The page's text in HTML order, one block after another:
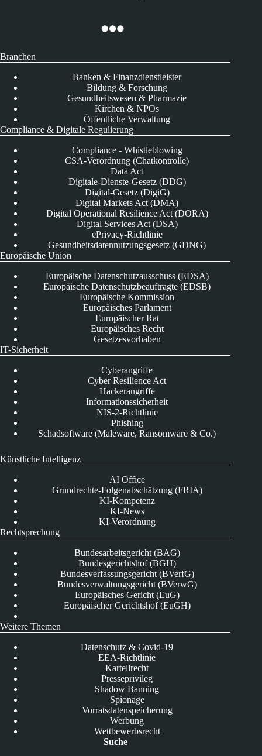
Branchen
Banken & Finanzdienstleister
Bildung & Forschung
Gesundheitswesen & Pharmazie
Kirchen & NPOs
Öffentliche Verwaltung
Compliance & Digitale Regulierung
Compliance - Whistleblowing
CSA-Verordnung (Chatkontrolle)
Data Act
Digitale-Dienste-Gesetz (DDG)
Digital-Gesetz (DigiG)
Digital Markets Act (DMA)
Digital Operational Resilience Act (DORA)
Digital Services Act (DSA)
ePrivacy-Richtlinie
Gesundheitsdatennutzungsgesetz (GDNG)
Europäische Union
Europäische Datenschutzausschuss (EDSA)
Europäische Datenschutzbeauftragte (EDSB)
Europäische Kommission
Europäisches Parlament
Europäischer Rat
Europäisches Recht
Gesetzesvorhaben
IT-Sicherheit
Cyberangriffe
Cyber Resilience Act
Hackerangriffe
Informationssicherheit
NIS-2-Richtlinie
Phishing
Schadsoftware (Maleware, Ransomware & Co.)
Künstliche Intelligenz
AI Office
Grundrechte-Folgenabschätzung (FRIA)
KI-Kompetenz
KI-News
KI-Verordnung
Rechtsprechung
Bundesarbeitsgericht (BAG)
Bundesgerichtshof (BGH)
Bundesverfassungsgericht (BVerfG)
Bundesverwaltungsgericht (BVerwG)
Europäisches Gericht (EuG)
Europäischer Gerichtshof (EuGH)
Weitere Themen
Datenschutz & Covid-19
EEA-Richtlinie
Kartellrecht
Presseprivileg
Shadow Banning
Spionage
Vorratsdatenspeicherung
Werbung
Wettbewerbsrecht
Suche